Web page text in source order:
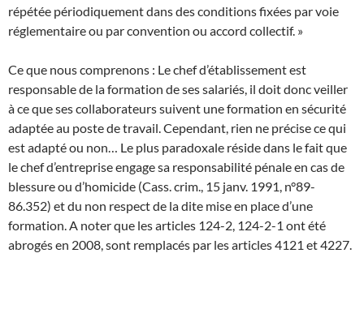
répétée périodiquement dans des conditions fixées par voie
réglementaire ou par convention ou accord collectif. »
Ce que nous comprenons : Le chef d’établissement est
responsable de la formation de ses salariés, il doit donc veiller
à ce que ses collaborateurs suivent une formation en sécurité
adaptée au poste de travail. Cependant, rien ne précise ce qui
est adapté ou non… Le plus paradoxale réside dans le fait que
le chef d’entreprise engage sa responsabilité pénale en cas de
blessure ou d’homicide (Cass. crim., 15 janv. 1991, n°89-
86.352) et du non respect de la dite mise en place d’une
formation. A noter que les articles 124-2, 124-2-1 ont été
abrogés en 2008, sont remplacés par les articles 4121 et 4227.